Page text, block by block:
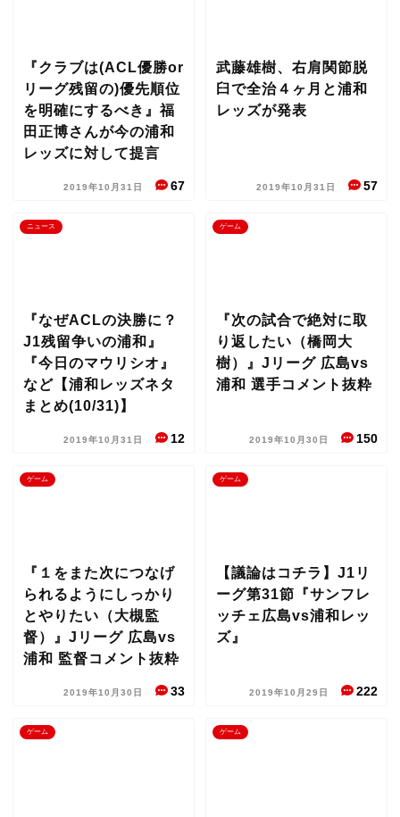
『クラブは(ACL優勝or
リーグ残留の)優先順位
を明確にするべき』福
田正博さんが今の浦和
レッズに対して提言
2019年10月31日 67
武藤雄樹、右肩関節脱
臼で全治４ヶ月と浦和
レッズが発表
2019年10月31日 57
ニュース
『なぜACLの決勝に？
J1残留争いの浦和』
『今日のマウリシオ』
など【浦和レッズネタ
まとめ(10/31)】
2019年10月31日 12
ゲーム
『次の試合で絶対に取
り返したい（橋岡大
樹）』Jリーグ 広島vs
浦和 選手コメント抜粋
2019年10月30日 150
ゲーム
『１をまた次につなげ
られるようにしっかり
とやりたい（大槻監
督）』Jリーグ 広島vs
浦和 監督コメント抜粋
2019年10月30日 33
ゲーム
【議論はコチラ】J1リ
ーグ第31節『サンフレ
ッチェ広島vs浦和レッ
ズ』
2019年10月29日 222
ゲーム ゲーム